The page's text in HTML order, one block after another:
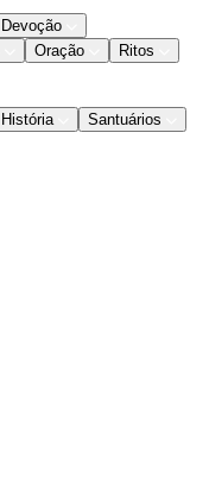
Devoção
Oração
Ritos
História
Santuários